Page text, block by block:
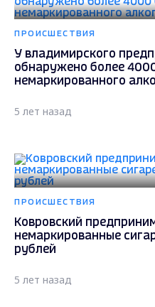
ПРОИСШЕСТВИЯ
У владимирского
обнаружено более
немаркированного
5 лет назад
ПРОИСШЕСТВИЯ
Ковровский
немаркированные
рублей
5 лет назад